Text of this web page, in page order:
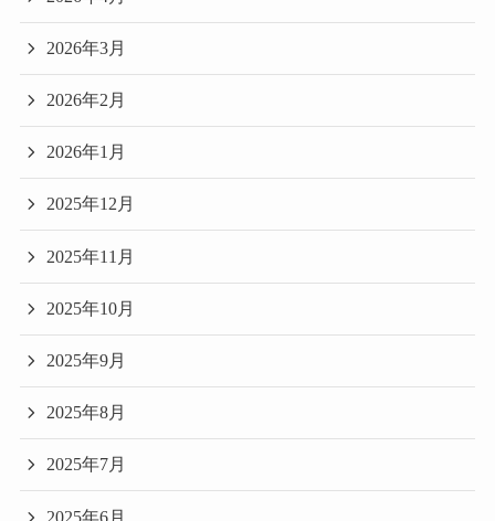
2026年3月
2026年2月
2026年1月
2025年12月
2025年11月
2025年10月
2025年9月
2025年8月
2025年7月
2025年6月